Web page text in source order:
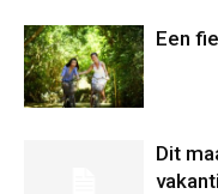
Een
Dit